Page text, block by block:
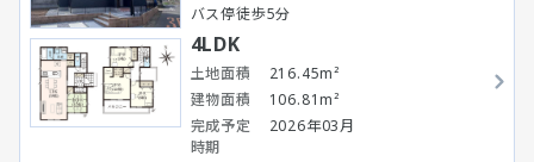
バス停徒歩5分
4LDK
土地面積
216.45m²
建物面積
106.81m²
完成予定
時期
2026年03月